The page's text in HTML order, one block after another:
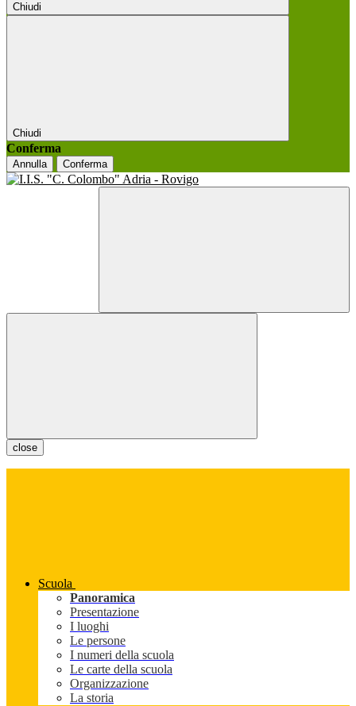
Chiudi
Chiudi
Conferma
Annulla Conferma
close
Scuola
Panoramica
Presentazione
I luoghi
Le persone
I numeri della scuola
Le carte della scuola
Organizzazione
La storia